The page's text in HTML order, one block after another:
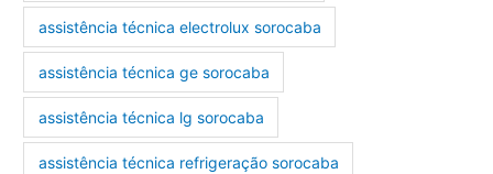
assistência técnica electrolux sorocaba
assistência técnica ge sorocaba
assistência técnica lg sorocaba
assistência técnica refrigeração sorocaba